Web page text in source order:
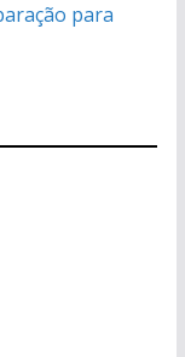
para